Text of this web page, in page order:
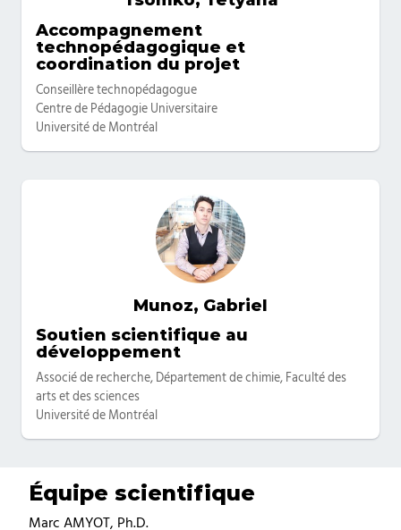
Categories
Accompagnement
technopédagogique et
coordination du projet
Conseillère technopédagogue
Centre de Pédagogie Universitaire
Université de Montréal
Munoz, Gabriel
Categories
Soutien scientifique au
développement
Associé de recherche, Département de chimie, Faculté des
arts et des sciences
Université de Montréal
Équipe scientifique
Marc AMYOT, Ph.D.